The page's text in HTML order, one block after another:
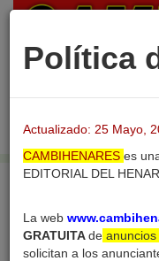
Política
Actualizado: 25 Mayo,
CAMBIHENARES es
EDITORIAL DEL
La web
GRATUITAde
solicitan a los
Inicio ALQUILERES